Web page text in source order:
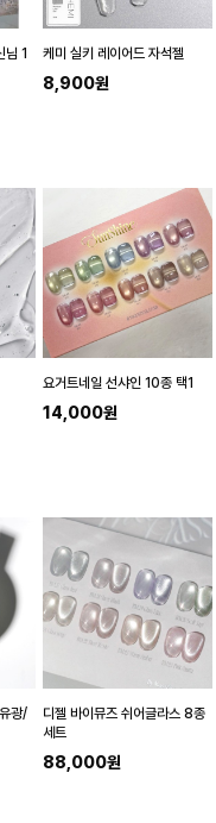
님 1
케미 실키 레이어드 자석젤
8,900원
요거트네일 선샤인 10종 택1
14,000원
광/
디젤 바이뮤즈 쉬어글라스 8종
세트
88,000원